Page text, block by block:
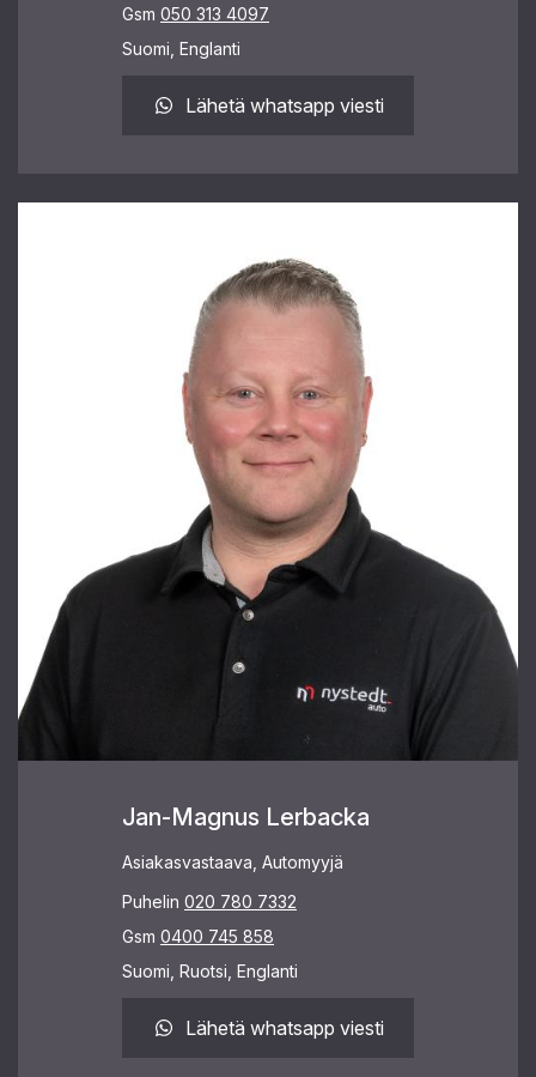
Gsm 050 313 4097
Suomi, Englanti
Lähetä whatsapp viesti
Jan-Magnus Lerbacka
Asiakasvastaava, Automyyjä
Puhelin 020 780 7332
Gsm 0400 745 858
Suomi, Ruotsi, Englanti
Lähetä whatsapp viesti